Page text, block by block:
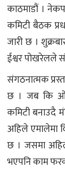
काठमाडौं ।
कमिटी बैठक
जारी छ ।
ईश्वर पोखरेलले
संगठनात्मक
छ । जब कि
कमिटी बनाउदै
अहिले एमालेमा
छ । जसमा
भएपनि काम